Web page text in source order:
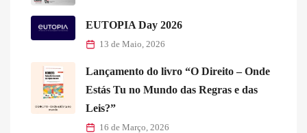
EUTOPIA Day 2026
13 de Maio, 2026
Lançamento do livro “O Direito – Onde
Estás Tu no Mundo das Regras e das
Leis?”
16 de Março, 2026